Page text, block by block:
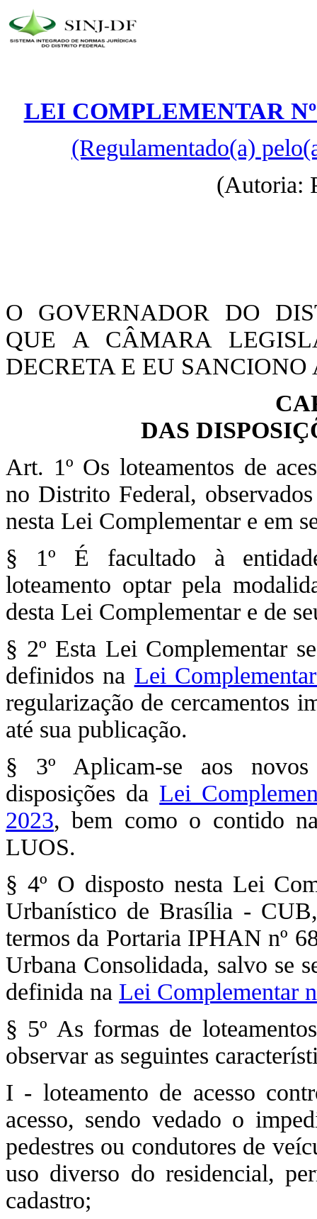
LEI COMPLEMENTAR
(Regulamentado(a)
(Autoria:
O GOVERNADOR DO
QUE A CÂMARA
DECRETA E EU
DAS
Art. 1º Os loteamentos de
no Distrito Federal,
nesta Lei Complementar e em
§ 1º É facultado à
loteamento optar pela
desta Lei Complementar e de
§ 2º Esta Lei Complementar
definidos na Lei
regularização de cercamentos
até sua publicação.
§ 3º Aplicam-se aos
disposições da Lei
2023, bem como o contido
LUOS.
§ 4º O disposto nesta Lei
Urbanístico de Brasília -
termos da Portaria IPHAN nº
Urbana Consolidada, salvo se
definida na Lei Complementar
§ 5º As formas de
observar as seguintes
I - loteamento de acesso
acesso, sendo vedado o
pedestres ou condutores de
uso diverso do residencial,
cadastro;